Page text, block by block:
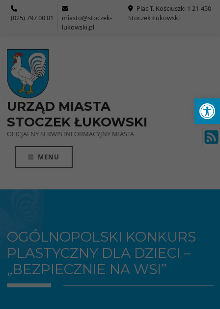
(025) 797 00 01
miasto@stoczek-
lukowski.pl
Plac T. Kościuszki 1 21-450
Stoczek Łukowski
URZĄD MIASTA
STOCZEK ŁUKOWSKI
OFICJALNY SERWIS INFORMACYJNY MIASTA
MENU
OGÓLNOPOLSKI KONKURS
PLASTYCZNY DLA DZIECI –
„BEZPIECZNIE NA WSI”